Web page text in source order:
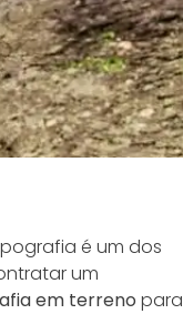
é um dos
um
em terreno para